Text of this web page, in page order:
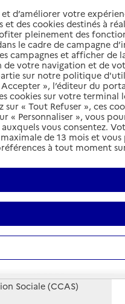
de Aulnay
Sociale (CCAS)
d’améliorer votre
des cookies destinés à
pleinement des
le cadre de campagne
campagnes et afficher de
de votre navigation et de
sur notre politique
», l’éditeur du
cookies sur votre terminal
« Tout Refuser », ces
« Personnaliser », vous
vous consentez.
de 13 mois et
à tout moment